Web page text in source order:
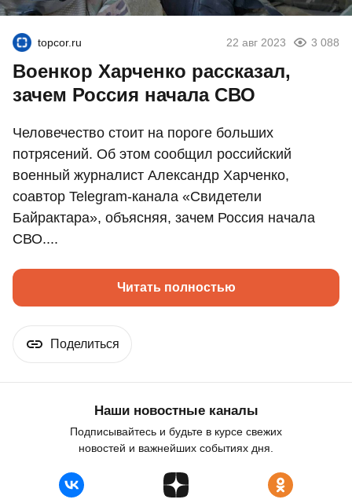
topcor.ru 22 авг 2023 3 088
Военкор Харченко рассказал,
зачем Россия начала СВО
Человечество стоит на пороге больших
потрясений. Об этом сообщил российский
военный журналист Александр Харченко,
соавтор Telegram-канала «Свидетели
Байрактара», объясняя, зачем Россия начала
СВО....
Читать полностью
Поделиться
Наши новостные каналы
Подписывайтесь и будьте в курсе свежих
новостей и важнейших событиях дня.